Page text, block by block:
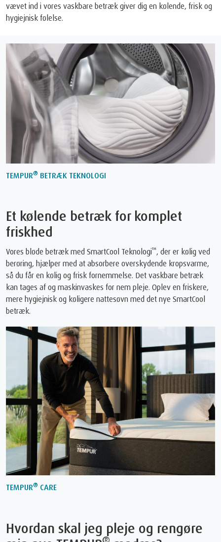
vævet ind i vores vaskbare betræk giver dig en kølende, frisk og
hygiejnisk følelse.
TEMPUR® BETRÆK TEKNOLOGI
Et kølende betræk for komplet
friskhed
Vores bløde betræk med SmartCool Teknologi™, der er kølig ved
berøring, hjælper med at absorbere overskydende kropsvarme,
så du får en kølig og frisk fornemmelse. Det vaskbare betræk
kan tages af og maskinvaskes for nem pleje. Oplev en friskere,
mere hygiejnisk og køligere nattesøvn med det nye SmartCool
betræk.
TEMPUR® CARE
Hvordan skal jeg pleje og rengøre